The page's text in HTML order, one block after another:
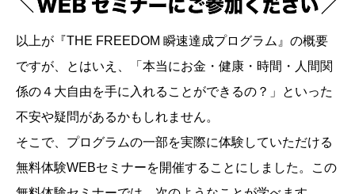
以上が『THE FREEDOM 瞬速達成プログラム』の概要
ですが、とはいえ、「本当にお金・健康・時間・人間関
係の４大自由を手に入れることができるの？」といった
不安や疑問があるかもしれません。
そこで、プログラムの一部を実際に体験していただける
無料体験WEBセミナーを開催することにしました。この